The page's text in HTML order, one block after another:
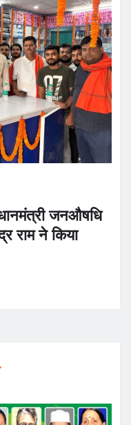
जनऔषधि
राम ने किया